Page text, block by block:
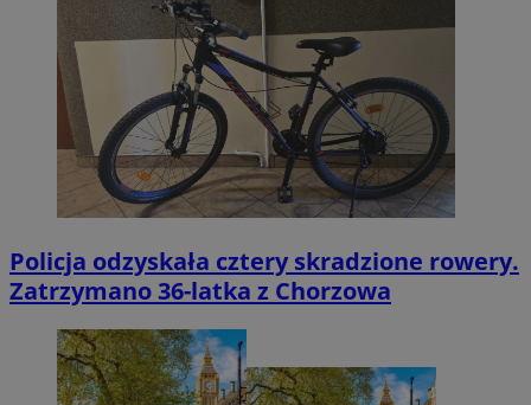
Policja odzyskała cztery skradzione rowery.
Zatrzymano 36-latka z Chorzowa